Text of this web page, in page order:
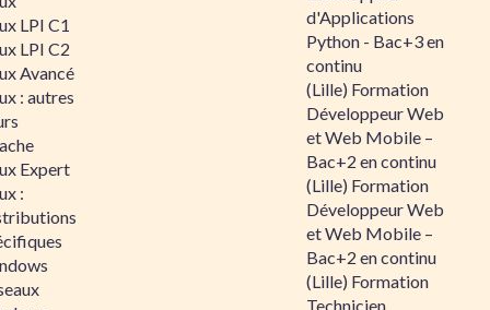
LPI C1
LPI C2
Avancé
: autres
Expert
:
d'Applications
Python - Bac+3 en
continu
(Lille) Formation
Développeur Web
et Web Mobile –
Bac+2 en continu
(Lille) Formation
Développeur Web
et Web Mobile –
Bac+2 en continu
(Lille) Formation
Technicien